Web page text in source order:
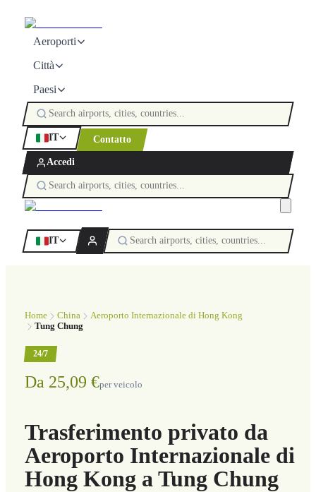
Aeroporti
Città
Paesi
IT Contatto
Accedi
IT
Home China
Aeroporto Internazionale di Hong Kong
Tung Chung
24/7
Da 25,09 €per veicolo
Trasferimento privato da
Aeroporto Internazionale di
Hong Kong a Tung Chung